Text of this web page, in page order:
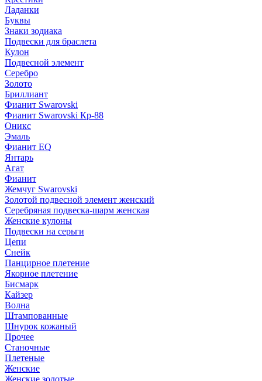
Ладанки
Буквы
Знаки зодиака
Подвески для браслета
Кулон
Подвесной элемент
Серебро
Золото
Бриллиант
Фианит Swarovski
Фианит Swarovski Кр-88
Оникс
Эмаль
Фианит EQ
Янтарь
Агат
Фианит
Жемчуг Swarovski
Золотой подвесной элемент женcкий
Серебряная подвеска-шарм женская
Женские кулоны
Подвески на серьги
Цепи
Снейк
Панцирное плетение
Якорное плетение
Бисмарк
Кайзер
Волна
Штампованные
Шнурок кожаный
Прочее
Станочные
Плетеные
Женские
Женские золотые